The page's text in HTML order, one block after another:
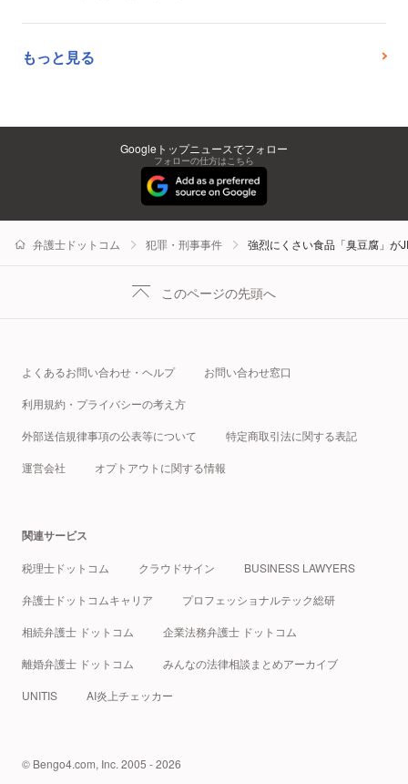
もっと見る
Googleトップニュースでフォロー
フォローの仕方はこちら
弁護士ドットコム 犯罪・刑事事件 強烈にくさい食品「臭豆腐」が
このページの先頭へ
よくあるお問い合わせ・ヘルプ お問い合わせ窓口
利用規約・プライバシーの考え方
外部送信規律事項の公表等について 特定商取引法に関する表記
運営会社 オプトアウトに関する情報
関連サービス
税理士ドットコム クラウドサイン BUSINESS LAWYERS
弁護士ドットコムキャリア プロフェッショナルテック総研
相続弁護士 ドットコム 企業法務弁護士 ドットコム
離婚弁護士 ドットコム みんなの法律相談まとめアーカイブ
UNITIS AI炎上チェッカー
© Bengo4.com, Inc. 2005 - 2026